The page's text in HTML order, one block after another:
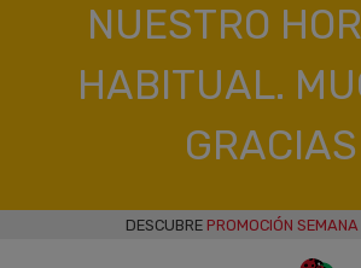
NUESTRO
HABITUAL.
GRACIAS
DESCUBRE PROMOCIÓN SEMANA